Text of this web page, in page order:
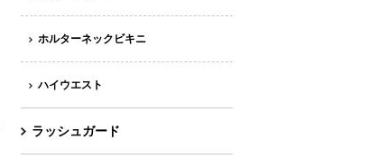
ホルターネックビキニ
ハイウエスト
ラッシュガード